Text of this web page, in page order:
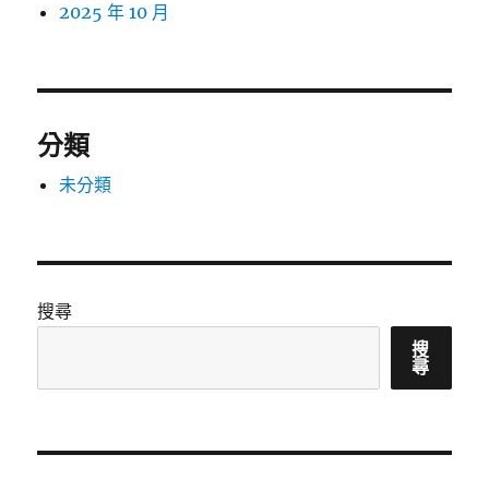
2025 年 10 月
分類
未分類
搜尋
搜
尋